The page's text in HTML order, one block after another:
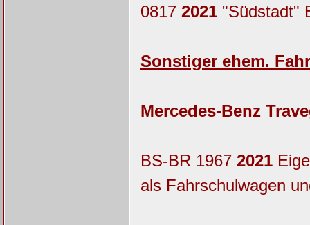
0817 2021"Südstadt"
Sonstiger ehem.
Mercedes-Benz
BS-BR 1967 2021
als Fahrschulwagen